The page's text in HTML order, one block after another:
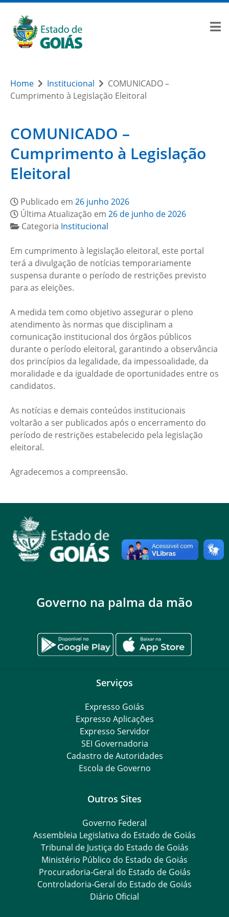
Home Institucional
COMUNICADO –
Cumprimento à Legislação Eleitoral
COMUNICADO –
Cumprimento à Legislação
Eleitoral
Publicado em 26 junho 2026
Última Atualização em 26 de junho de 2026
Categoria Institucional
Em cumprimento à legislação eleitoral, este portal
terá a divulgação de notícias temporariamente
suspensa durante o período de restrições previsto
para as eleições.
A medida tem como objetivo assegurar o pleno
atendimento às normas que disciplinam a
comunicação institucional dos órgãos públicos
durante o período eleitoral, garantindo a observância
dos princípios da legalidade, da impessoalidade, da
moralidade e da igualdade de oportunidades entre os
candidatos.
As notícias e demais conteúdos institucionais
voltarão a ser publicados após o encerramento do
período de restrições estabelecido pela legislação
eleitoral.
Agradecemos a compreensão.
Governo na palma da mão
Serviços
Expresso Goiás
Expresso Aplicações
Expresso Servidor
SEI Governadoria
Cadastro de Autoridades
Escola de Governo
Outros Sites
Governo Federal
Assembleia Legislativa do Estado de Goiás
Tribunal de Justiça do Estado de Goiás
Ministério Público do Estado de Goiás
Procuradoria-Geral do Estado de Goiás
Controladoria-Geral do Estado de Goiás
Diário Oficial